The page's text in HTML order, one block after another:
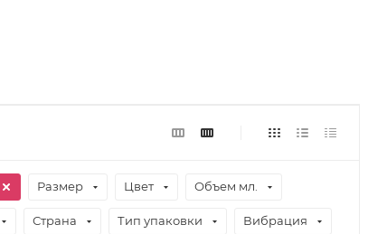
Размер Цвет Объем мл.
Страна Тип упаковки Вибрация